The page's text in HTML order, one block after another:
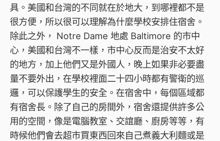
具。美國和台灣的不同就在於地大，到哪裡都不是
很方便，所以很可以理解為什麼學校安排住宿舍。
除此之外， Notre Dame 地處 Baltimore 的市中
心，美國和台灣不一樣，市中心反而是治安不太好
的地方，加上他們又是外國人，晚上如果非必要盡
量不要外出，在學校裡面二十四小時都有警衛的巡
邏，可以保護學生的安全。在宿舍中，每個區域都
有宿舍長。除了自己的房間外，宿舍還提供許多公
用的空間，像是電腦教室、交誼廳、廚房等等，有
時候他們會去超市買東西回來自己煮義大利麵或是